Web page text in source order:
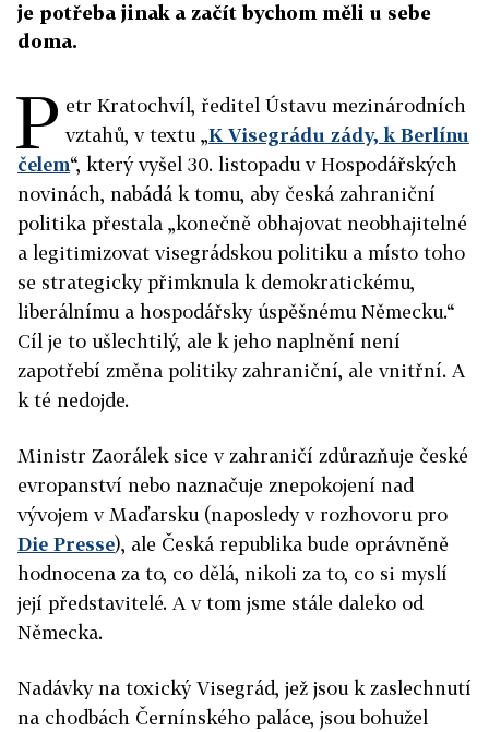
je potřeba jinak a začít bychom měli u sebe
doma.
P etr Kratochvíl, ředitel Ústavu mezinárodních
vztahů, v textu „K Visegrádu zády, k Berlínu
čelem“, který vyšel 30. listopadu v Hospodářských
novinách, nabádá k tomu, aby česká zahraniční
politika přestala „konečně obhajovat neobhajitelné
a legitimizovat visegrádskou politiku a místo toho
se strategicky přimknula k demokratickému,
liberálnímu a hospodářsky úspěšnému Německu.“
Cíl je to ušlechtilý, ale k jeho naplnění není
zapotřebí změna politiky zahraniční, ale vnitřní. A
k té nedojde.
Ministr Zaorálek sice v zahraničí zdůrazňuje české
evropanství nebo naznačuje znepokojení nad
vývojem v Maďarsku (naposledy v rozhovoru pro
Die Presse), ale Česká republika bude oprávněně
hodnocena za to, co dělá, nikoli za to, co si myslí
její představitelé. A v tom jsme stále daleko od
Německa.
Nadávky na toxický Visegrád, jež jsou k zaslechnutí
na chodbách Černínského paláce, jsou bohužel